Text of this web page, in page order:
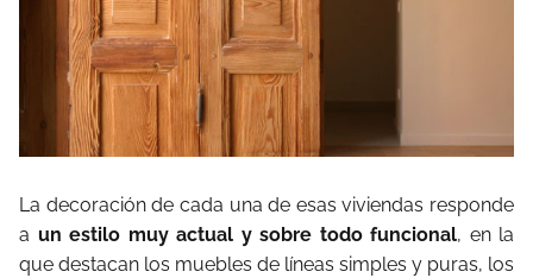
La decoración de cada una de esas viviendas responde
a un estilo muy actual y sobre todo funcional, en la
que destacan los muebles de líneas simples y puras, los